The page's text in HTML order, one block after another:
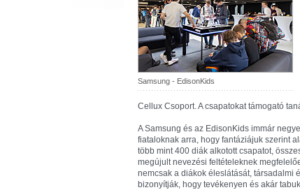
Samsung - EdisonKids
Cellux Csoport. A csapatokat támogató
A Samsung és az EdisonKids immár
fiataloknak arra, hogy fantáziájuk szerint
több mint 400 diák alkotott csapatot,
megújult nevezési feltételeknek
nemcsak a diákok éleslátását, társadalmi
bizonyítják, hogy tevékenyen és akár